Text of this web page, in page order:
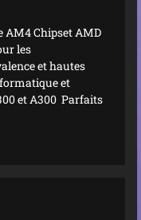
AM4 Chipset AMD
les
et hautes
et
et A300 Parfaits